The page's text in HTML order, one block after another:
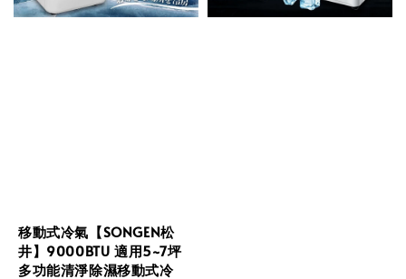
移動式冷氣【SONGEN松
井】9000BTU 適用5~7坪
多功能清淨除濕移動式冷